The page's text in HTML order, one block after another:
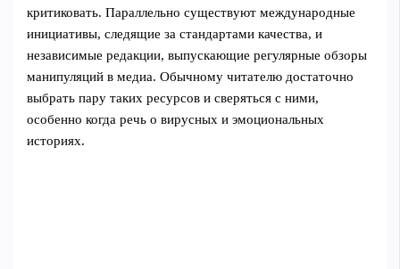
критиковать. Параллельно существуют международные
инициативы, следящие за стандартами качества, и
независимые редакции, выпускающие регулярные обзоры
манипуляций в медиа. Обычному читателю достаточно
выбрать пару таких ресурсов и сверяться с ними,
особенно когда речь о вирусных и эмоциональных
историях.